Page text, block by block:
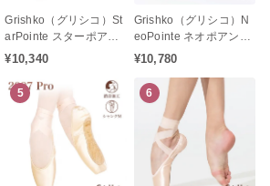
Grishko（グリシコ）St
arPointe スターポアン
ト トゥシューズ バレエ
アムフレキシブル）
¥10,340
Grishko（グリシコ）N
eoPointe ネオポアント
トゥシューズ バレエ
ォーストシャンク）
¥10,780
5 6